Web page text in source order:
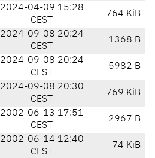
2024-04-09 15:28
CEST
764 KiB
2024-09-08 20:24
CEST
1368 B
2024-09-08 20:24
CEST
5982 B
2024-09-08 20:30
CEST
769 KiB
2002-06-13 17:51
CEST
2967 B
2002-06-14 12:40
CEST
74 KiB